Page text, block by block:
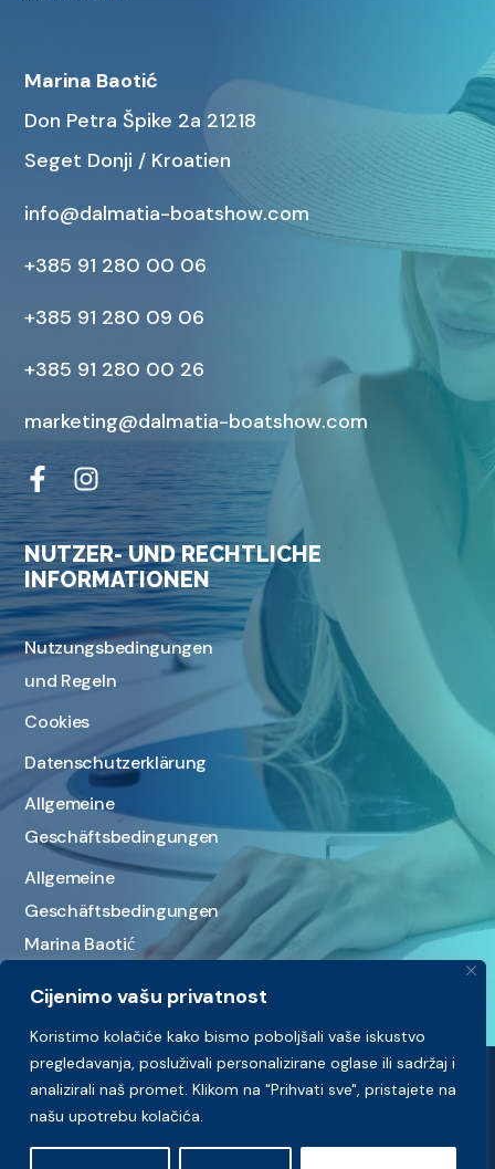
Cijenimo vašu privatnost
Koristimo kolačiće kako bismo poboljšali vaše iskustvo
pregledavanja, posluživali personalizirane oglase ili sadržaj i
analizirali naš promet. Klikom na "Prihvati sve", pristajete na
našu upotrebu kolačića.
Marina Baotić
Don Petra Špike 2a 21218
Seget Donji / Kroatien
info@dalmatia-boatshow.com
+385 91 280 00 06
+385 91 280 09 06
+385 91 280 00 26
marketing@dalmatia-boatshow.com
NUTZER- UND RECHTLICHE
INFORMATIONEN
Nutzungsbedingungen
und Regeln
Cookies
Datenschutzerklärung
Allgemeine
Geschäftsbedingungen
Allgemeine
Geschäftsbedingungen
Marina Baotić